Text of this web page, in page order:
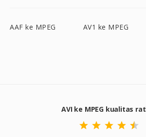
AAF ke MPEG AV1 ke MPEG
AVI ke MPEG kualitas